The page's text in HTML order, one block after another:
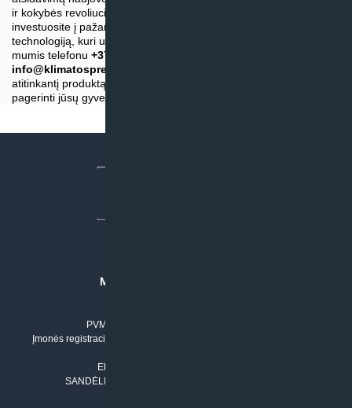
ir kokybės revoliucijos! Pasirinkę Daikin kondicionierius,
investuosite į pažangią, energiją taupančią ir ekologišką
technologiją, kuri užtikrins jūsų patalpų komfortą. Susisiekite su
mumis telefonu +37061042778
info@klimatosprendimai.lt
atitinkantį produktą, ir patirkite, kaip Daikin kondicionierius gali
pagerinti jūsų gyvenimo kokybę.
MB “KLIMATO SPRENDIMAI”
PVM mokėtojo numeris: LT100011803210
Įmonės registracijos adresas: Draugystės g. 17-1, LT-51229 Kaunas
El. paštas:
SANDĖLIO ADRESAS: RUDMENOS G. 5-3, Kaunas